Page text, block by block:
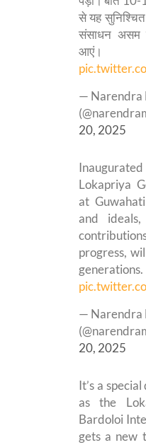
से यह
संसाधन असम
आएं।
— Narendra
20, 2025
Lokapriya
at
and
progress,
generations.
— Narendra
20, 2025
It’s a
as the
Bardoloi
gets a new